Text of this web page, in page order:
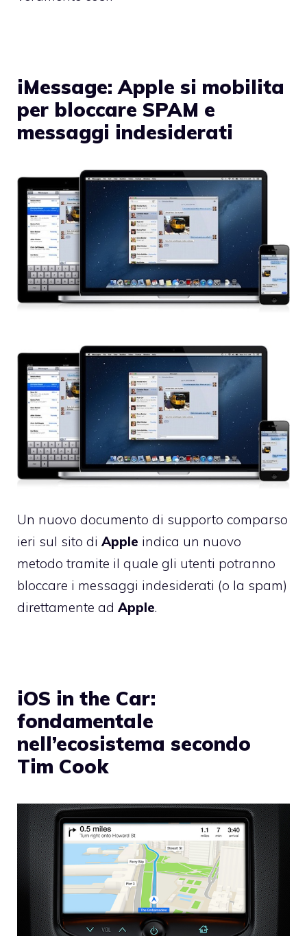
iMessage: Apple si mobilita
per bloccare SPAM e
messaggi indesiderati
Un nuovo documento di supporto comparso
ieri sul sito di Apple indica un nuovo
metodo tramite il quale gli utenti potranno
bloccare i messaggi indesiderati (o la spam)
direttamente ad Apple.
iOS in the Car:
fondamentale
nell’ecosistema secondo
Tim Cook